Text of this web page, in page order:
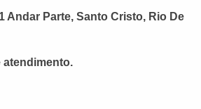
Andar Parte, Santo Cristo, Rio De
atendimento.